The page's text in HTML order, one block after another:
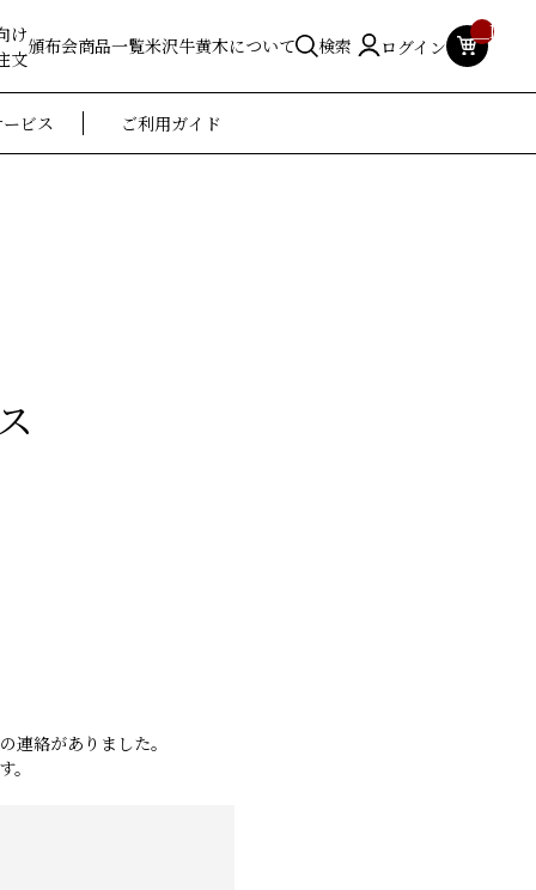
け
文
頒布会商品一覧米沢牛黄木について 検索 ログイン
ビス ご利用ガイド
連絡がありました。